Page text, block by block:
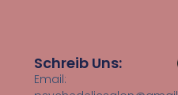
Schreib Uns:
Email: